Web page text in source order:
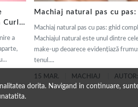
dorita. Navigand in continuare,
Curly
a
Machiaj natural pas cu
Machiaj natural pas cu pas: ghid
Machiajul natural este unul dintre
make-up deoarece evidențiază
tenul....
15 MAR. MACHIAJ